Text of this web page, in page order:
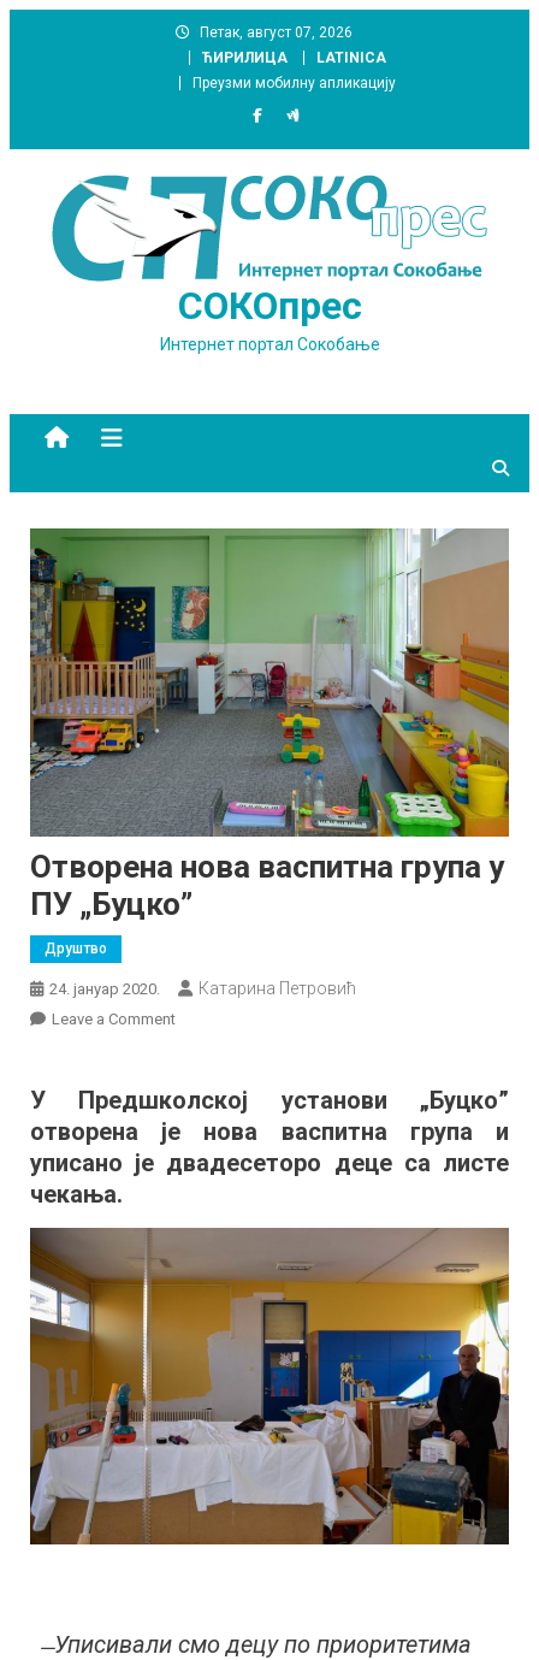
Петак, август 07, 2026
ЋИРИЛИЦА
LATINICA
Преузми мобилну апликацију
СОКОпрес
Интернет портал Сокобање
Отворена нова васпитна група у
ПУ „Буцко”
Друштво
24. јануар 2020. Катарина Петровић
Leave a Commenton
васпитна
група
у
У Предшколској установи „Буцко”
отворена је нова васпитна група и
уписано је двадесеторо деце са листе
чекања.
̶ Уписивали смо децу по приоритетима